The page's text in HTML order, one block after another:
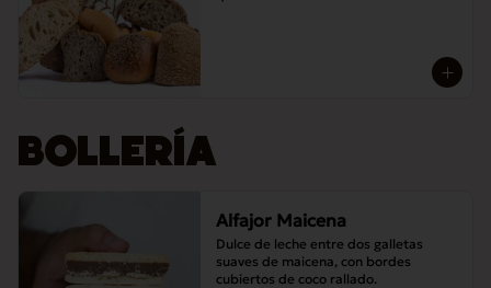
BOLLERÍA
Alfajor Maicena
Dulce de leche entre dos galletas
suaves de maicena, con bordes
cubiertos de coco rallado.